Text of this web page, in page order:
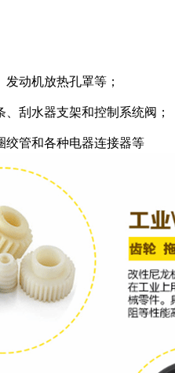
动机放热孔罩等；
刮水器支架和控制系统阀；
绞管和各种电器连接器等